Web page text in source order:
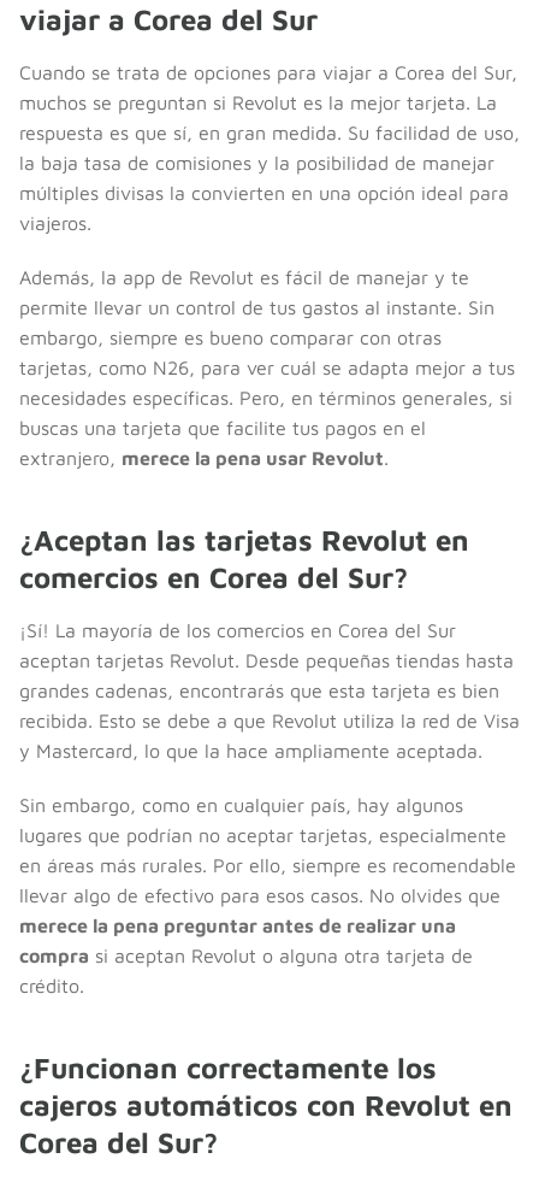
viajar a Corea del Sur
Cuando se trata de opciones para viajar a Corea del Sur,
muchos se preguntan si Revolut es la mejor tarjeta. La
respuesta es que sí, en gran medida. Su facilidad de uso,
la baja tasa de comisiones y la posibilidad de manejar
múltiples divisas la convierten en una opción ideal para
viajeros.
Además, la app de Revolut es fácil de manejar y te
permite llevar un control de tus gastos al instante. Sin
embargo, siempre es bueno comparar con otras
tarjetas, como N26, para ver cuál se adapta mejor a tus
necesidades específicas. Pero, en términos generales, si
buscas una tarjeta que facilite tus pagos en el
extranjero, merece la pena usar Revolut.
¿Aceptan las tarjetas Revolut en
comercios en Corea del Sur?
¡Sí! La mayoría de los comercios en Corea del Sur
aceptan tarjetas Revolut. Desde pequeñas tiendas hasta
grandes cadenas, encontrarás que esta tarjeta es bien
recibida. Esto se debe a que Revolut utiliza la red de Visa
y Mastercard, lo que la hace ampliamente aceptada.
Sin embargo, como en cualquier país, hay algunos
lugares que podrían no aceptar tarjetas, especialmente
en áreas más rurales. Por ello, siempre es recomendable
llevar algo de efectivo para esos casos. No olvides que
merece la pena preguntar antes de realizar una
compra si aceptan Revolut o alguna otra tarjeta de
crédito.
¿Funcionan correctamente los
cajeros automáticos con Revolut en
Corea del Sur?